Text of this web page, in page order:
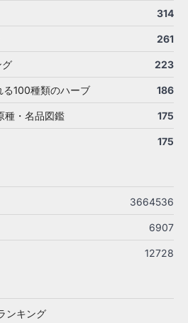
314
261
223
100種類のハーブ 186
種・名品図鑑 175
175
3664536
6907
12728
ンキング